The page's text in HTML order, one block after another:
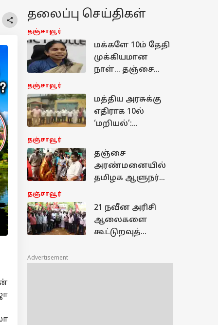
தலைப்பு செய்திகள்
தஞ்சாவூர்
மக்களே 10ம் தேதி
முக்கியமான
நாள்... தஞ்சை
அறிவிப்பு
எதற்காக?
தஞ்சாவூர்
மத்திய அரசுக்கு
எதிராக 10ல்
‘மறியல்’:
மையங்களில்
களமிறங்கும்
தொழிற்சங்கங்க
ள்–விவசாயிகள்
தஞ்சாவூர்
தஞ்சை
அரண்மனையில்
தமிழக ஆளுநர்
விஸ்வநாத்
அர்லேகர்!
தஞ்சாவூர்
21 நவீன அரிசி
ஆலைகளை
கூட்டுறவுத்
Advertisement